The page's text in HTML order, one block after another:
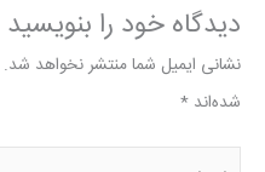
دیدگاه‌ خود را بنویسید
نشانی ایمیل شما منتشر نخواهد شد.
شده‌اند *